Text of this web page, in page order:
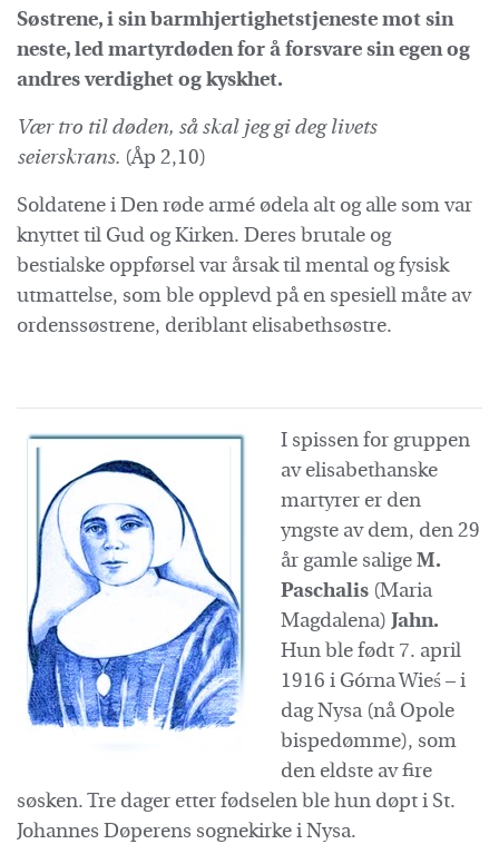
Søstrene, i sin barmhjertighetstjeneste mot sin
neste, led martyrdøden for å forsvare sin egen og
andres verdighet og kyskhet.
Vær tro til døden, så skal jeg gi deg livets
seierskrans. (Åp 2,10)
Soldatene i Den røde armé ødela alt og alle som var
knyttet til Gud og Kirken. Deres brutale og
bestialske oppførsel var årsak til mental og fysisk
utmattelse, som ble opplevd på en spesiell måte av
ordenssøstrene, deriblant elisabethsøstre.
I spissen for gruppen
av elisabethanske
martyrer er den
yngste av dem, den 29
år gamle salige M.
Paschalis (Maria
Magdalena) Jahn.
Hun ble født 7. april
1916 i Górna Wieś – i
dag Nysa (nå Opole
bispedømme), som
den eldste av fire
søsken. Tre dager etter fødselen ble hun døpt i St.
Johannes Døperens sognekirke i Nysa.